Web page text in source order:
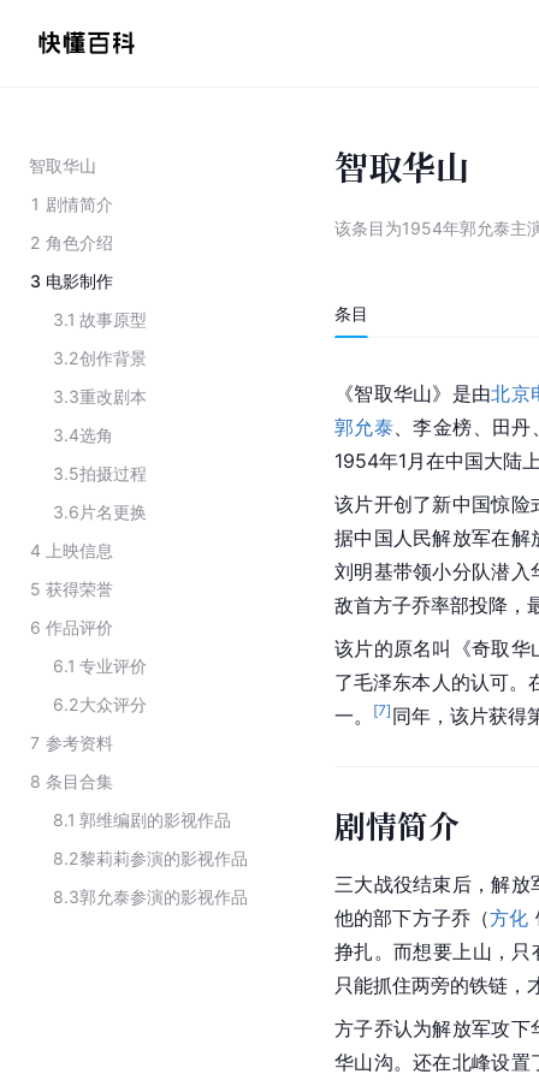
智取华山
1 剧情简介
2 角色介绍
3 电影制作
3.1 故事原型
3.2创作背景
3.3重改剧本
3.4选角
3.5拍摄过程
3.6 片名更换
4
上映信息
5 获得荣誉
6 作品评价
6.1 专业评价
6.2大众评分
7 参考资料
8 条目合集
8.1 郭维编剧的影视作品
8.2黎莉莉参演的影视作品
8.3郭允泰参演的影视作品
智取华山
该条目为1954年郭允泰主
条目
《智取华山》是由北京
郭允泰 、李金榜、田丹
1954年1月在中国大陆
该片开创了新中国惊险
据中国人民解放军在解
刘明基带领小分队潜入
敌首方子乔率部投降，
该片的原名叫《奇取华
了毛泽东本人的认可。
一。
[7] 同年，该片获得
剧情简介
三大战役结束后，解
他的部下方子乔（方化
挣扎。而想要上山，
只能抓住两旁的铁链，
方子乔认为解放军攻
华山沟。还在北峰设置